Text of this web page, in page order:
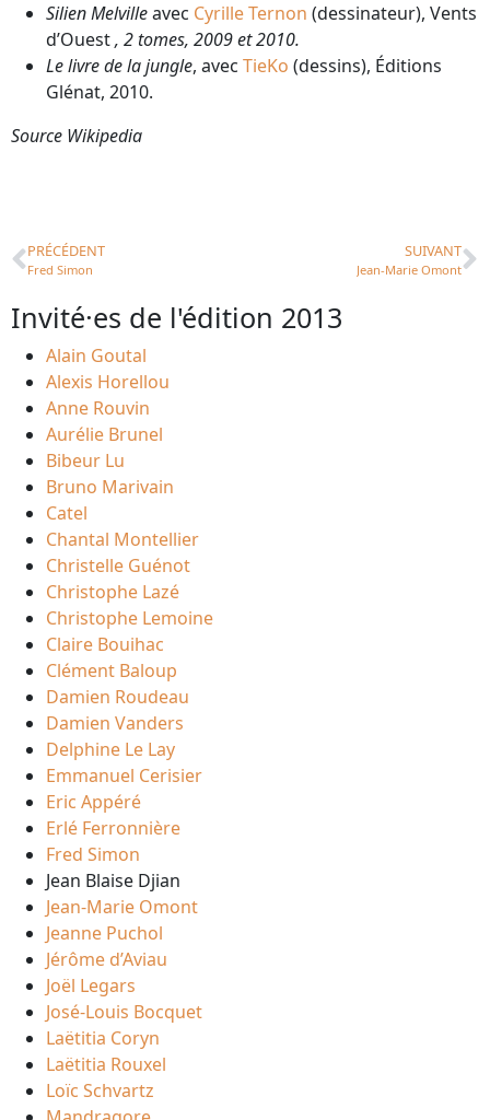
Silien Melvilleavec Cyrille Ternon (dessinateur), Vents
d’Ouest, 2 tomes, 2009 et 2010.
Le livre de la jungle, avec TieKo (dessins), Éditions
Glénat, 2010.
Source Wikipedia
PRÉCÉDENT
Fred Simon
SUIVANT
Jean-Marie Omont
Invité·es de l'édition 2013
Alain Goutal
Alexis Horellou
Anne Rouvin
Aurélie Brunel
Bibeur Lu
Bruno Marivain
Catel
Chantal Montellier
Christelle Guénot
Christophe Lazé
Christophe Lemoine
Claire Bouihac
Clément Baloup
Damien Roudeau
Damien Vanders
Delphine Le Lay
Emmanuel Cerisier
Eric Appéré
Erlé Ferronnière
Fred Simon
Jean Blaise Djian
Jean-Marie Omont
Jeanne Puchol
Jérôme d’Aviau
Joël Legars
José-Louis Bocquet
Laëtitia Coryn
Laëtitia Rouxel
Loïc Schvartz